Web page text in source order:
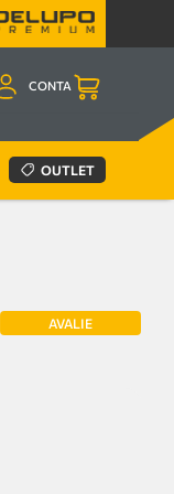
CONTA
OUTLET
AVALIE